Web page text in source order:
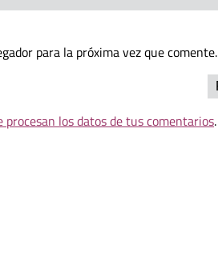
para la próxima vez que comente.
procesan los datos de tus comentarios.